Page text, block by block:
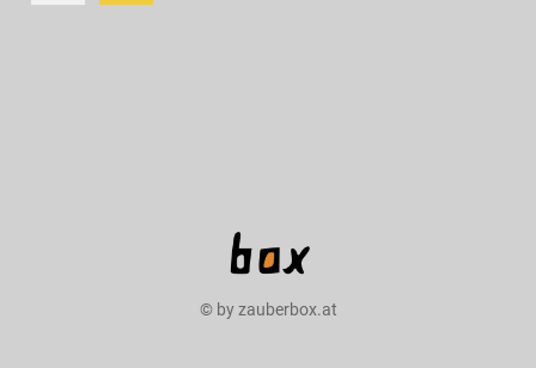
© by zauberbox.at